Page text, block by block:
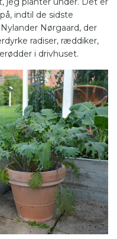
indtil de sidste
Nørgaard, der
radiser, ræddiker,
i drivhuset.